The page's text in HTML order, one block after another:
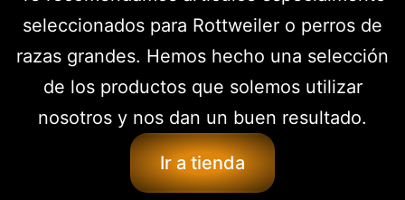
seleccionados para Rottweiler o perros de
razas grandes. Hemos hecho una selección
de los productos que solemos utilizar
nosotros y nos dan un buen resultado.
Ir a tienda